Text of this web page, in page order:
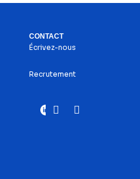
CONTACT
Écrivez-nous
Recrutement